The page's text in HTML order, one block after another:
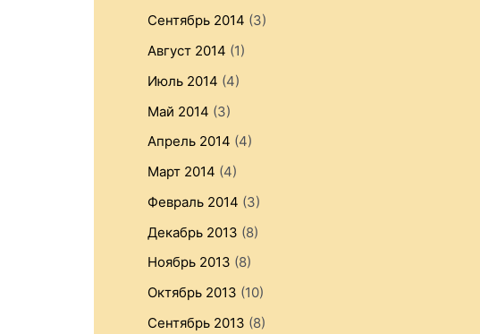
Сентябрь 2014 (3)
Август 2014 (1)
Июль 2014 (4)
Май 2014 (3)
Апрель 2014 (4)
Март 2014 (4)
Февраль 2014 (3)
Декабрь 2013 (8)
Ноябрь 2013 (8)
Октябрь 2013 (10)
Сентябрь 2013 (8)